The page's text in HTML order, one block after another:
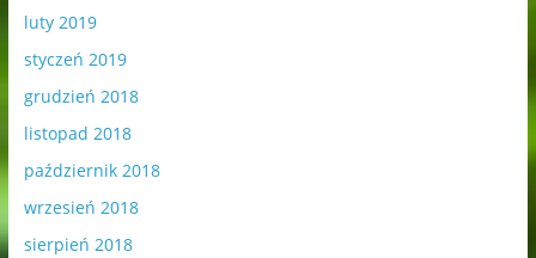
luty 2019
styczeń 2019
grudzień 2018
listopad 2018
październik 2018
wrzesień 2018
sierpień 2018